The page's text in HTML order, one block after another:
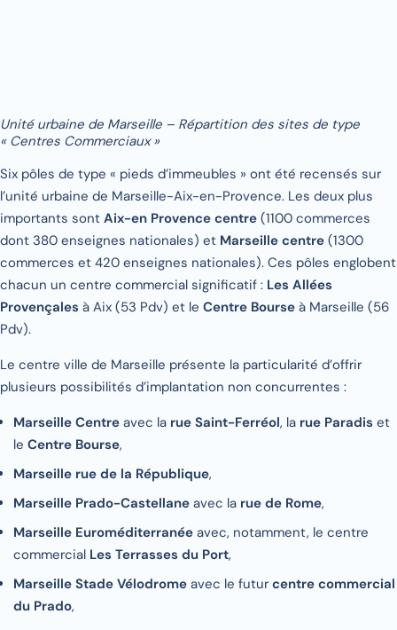
Unité urbaine de Marseille – Répartition des sites de type
« Centres Commerciaux »
Six pôles de type « pieds d’immeubles » ont été recensés sur
l’unité urbaine de Marseille-Aix-en-Provence. Les deux plus
importants sont Aix-en Provence centre (1100 commerces
dont 380 enseignes nationales) et Marseille centre (1300
commerces et 420 enseignes nationales). Ces pôles englobent
chacun un centre commercial significatif : Les Allées
Provençales à Aix (53 Pdv) et le Centre Bourse à Marseille (56
Pdv).
Le centre ville de Marseille présente la particularité d’offrir
plusieurs possibilités d’implantation non concurrentes :
Marseille Centre avec la rue Saint-Ferréol, la rue Paradis et
le Centre Bourse,
Marseille rue de la République,
Marseille Prado-Castellane avec la rue de Rome,
Marseille Euroméditerranée avec, notamment, le centre
commercial Les Terrasses du Port,
Marseille Stade Vélodrome avec le futur centre commercial
du Prado,